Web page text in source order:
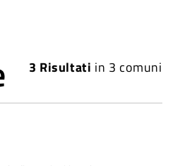
3 Risultati in 3 comuni